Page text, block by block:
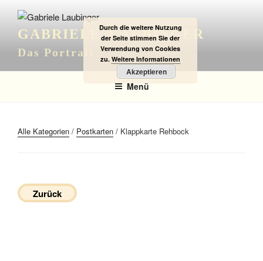
Inhalt
springenGABRIELE LAUBINGER
Das Portrait
Menü
Alle Kategorien / Postkarten / Klappkarte Rehbock
Zurück
Durch die weitere Nutzung
der Seite stimmen Sie der
Verwendung von Cookies
zu. Weitere Informationen
Akzeptieren